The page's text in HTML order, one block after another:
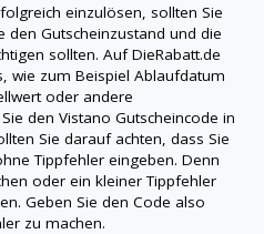
einzulösen, sollten Sie
den Gutscheinzustand und die
sollten. AufDieRabatt.de
wie zum Beispiel Ablaufdatum
oder andere
den Vistano Gutscheincode in
Sie darauf achten, dass Sie
Tippfehler eingeben. Denn
oder ein kleiner Tippfehler
Geben Sie den Code also
zu machen.